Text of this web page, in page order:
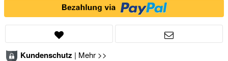
Kundenschutz | Mehr >>